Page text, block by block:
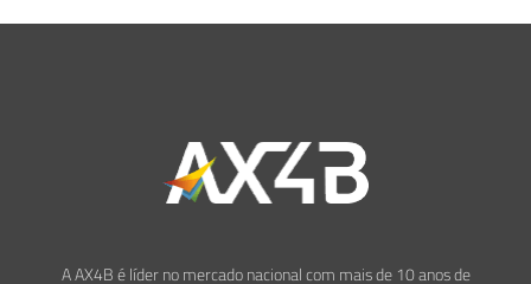
A AX4B é líder no mercado nacional com mais de 10 anos de